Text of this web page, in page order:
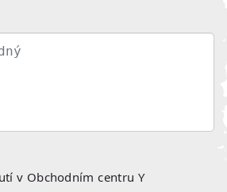
v Obchodním centru Y